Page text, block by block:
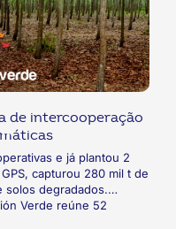
de intercooperação
e já plantou 2
capturou 280 mil t de
solos degradados.
Verde reúne 52